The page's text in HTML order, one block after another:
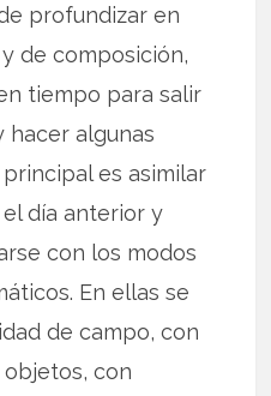
profundizar en
de composición,
tiempo para salir
hacer algunas
es asimilar
día anterior y
con los modos
En ellas se
de campo, con
con